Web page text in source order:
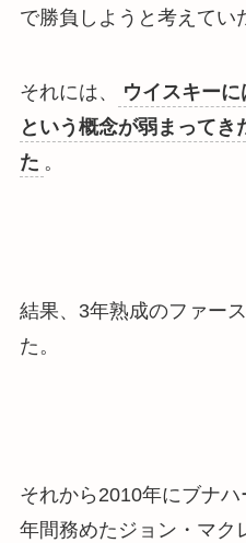
で勝負しようと考えてい
それには、
ウイスキー
という概念が弱まってき
た 。
結果、3年熟成のファー
た。
それから 2010年にブナ
年間務めたジョン・マク